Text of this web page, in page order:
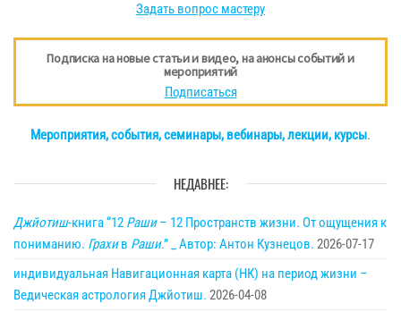
Задать вопрос мастеру
Подписка на новые статьи и видео, на анонсы событий и
мероприятий
Подписаться
Мероприятия, события, семинары, вебинары, лекции, курсы.
НЕДАВНЕЕ:
Джйотиш-книга “12 Раши– 12 Пространств жизни. От ощущения к
пониманию. Грахив Раши.” _ Автор: Антон Кузнецов. 2026-07-17
индивидуальная Навигационная карта (НК) на период жизни –
Ведическая астрология Джйотиш. 2026-04-08